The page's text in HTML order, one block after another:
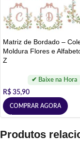
Matriz de Bordado –
Moldura Flores e
Z
R$ 35,90
COMPRAR AGORA
Produtos